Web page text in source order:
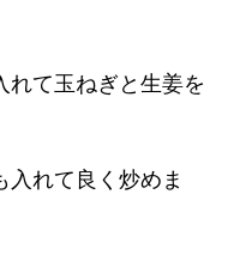
れて玉ねぎと生姜を
れて良く炒めま